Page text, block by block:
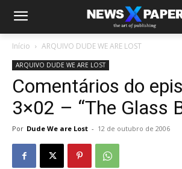
Início ARQUIVO DUDE WE ARE LOST
ARQUIVO DUDE WE ARE LOST
Comentários do
3×02 – “The Glass
Por Dude We are Lost - 12 de outubro de 2006